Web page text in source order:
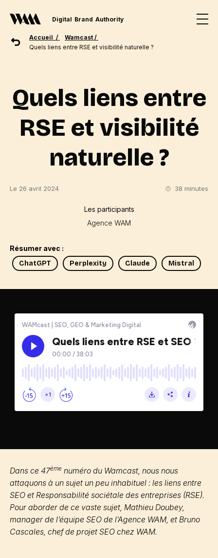
Digital Brand Authority
Accueil /
Wamcast /
Quels liens entre RSE et visibilité naturelle ?
Quels liens entre
RSE et visibilité
naturelle ?
Le 26 avril 2024 38 minutes
Les participants
Agence WAM
Résumer avec :
ChatGPT
Perplexity Claude Mistral
Dans ce 47ème numéro du Wamcast, nous nous
attaquons à un sujet un peu inhabituel : les liens entre
SEO et Responsabilité sociétale des entreprises (RSE).
Pour aborder de ce vaste sujet, Mathieu Doubey,
manager de l’équipe SEO de l’Agence WAM, et Bruno
Cascales, chef de projet SEO chez WAM.